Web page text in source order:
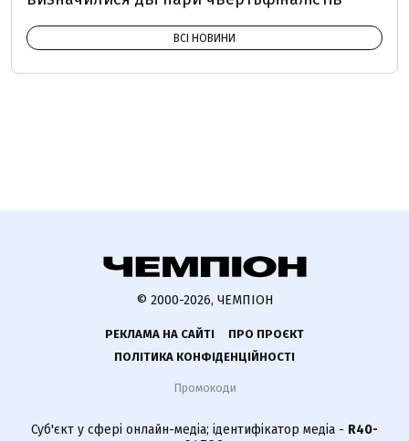
ВСІ НОВИНИ
© 2000-2026, ЧЕМПІОН
РЕКЛАМА НА САЙТІ
ПРО ПРОЄКТ
ПОЛІТИКА КОНФІДЕНЦІЙНОСТІ
Промокоди
Суб'єкт у сфері онлайн-медіа; ідентифікатор медіа - R40-